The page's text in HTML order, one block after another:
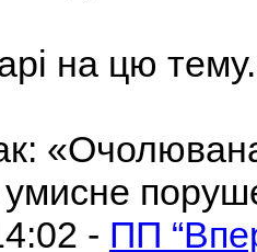
на цю тему.
- ПП